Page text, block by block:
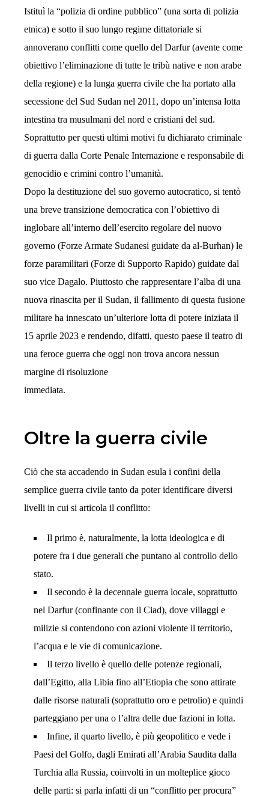
Istituì la “polizia di ordine pubblico” (una sorta di polizia
etnica) e sotto il suo lungo regime dittatoriale si
annoverano conflitti come quello del Darfur (avente come
obiettivo l’eliminazione di tutte le tribù native e non arabe
della regione) e la lunga guerra civile che ha portato alla
secessione del Sud Sudan nel 2011, dopo un’intensa lotta
intestina tra musulmani del nord e cristiani del sud.
Soprattutto per questi ultimi motivi fu dichiarato criminale
di guerra dalla Corte Penale Internazione e responsabile di
genocidio e crimini contro l’umanità.
Dopo la destituzione del suo governo autocratico, si tentò
una breve transizione democratica con l’obiettivo di
inglobare all’interno dell’esercito regolare del nuovo
governo (Forze Armate Sudanesi guidate da al-Burhan) le
forze paramilitari (Forze di Supporto Rapido) guidate dal
suo vice Dagalo. Piuttosto che rappresentare l’alba di una
nuova rinascita per il Sudan, il fallimento di questa fusione
militare ha innescato un’ulteriore lotta di potere iniziata il
15 aprile 2023 e rendendo, difatti, questo paese il teatro di
una feroce guerra che oggi non trova ancora nessun
margine di risoluzione
immediata.
Oltre la guerra civile
Ciò che sta accadendo in Sudan esula i confini della
semplice guerra civile tanto da poter identificare diversi
livelli in cui si articola il conflitto:
Il primo è, naturalmente, la lotta ideologica e di
potere fra i due generali che puntano al controllo dello
stato.
Il secondo è la decennale guerra locale, soprattutto
nel Darfur (confinante con il Ciad), dove villaggi e
milizie si contendono con azioni violente il territorio,
l’acqua e le vie di comunicazione.
Il terzo livello è quello delle potenze regionali,
dall’Egitto, alla Libia fino all’Etiopia che sono attirate
dalle risorse naturali (soprattutto oro e petrolio) e quindi
parteggiano per una o l’altra delle due fazioni in lotta.
Infine, il quarto livello, è più geopolitico e vede i
Paesi del Golfo, dagli Emirati all’Arabia Saudita dalla
Turchia alla Russia, coinvolti in un molteplice gioco
delle parti: si parla infatti di un “conflitto per procura”